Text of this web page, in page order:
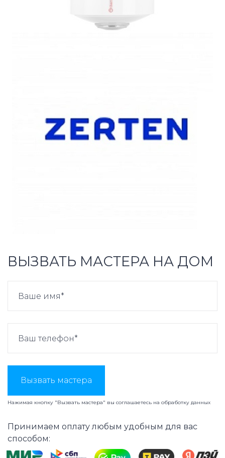
ВЫЗВАТЬ МАСТЕРА НА ДОМ
Вызвать мастера
Нажимая кнопку "Вызвать мастера" вы соглашаетесь на обработку данных
Принимаем оплату любым удобным для вас
способом: